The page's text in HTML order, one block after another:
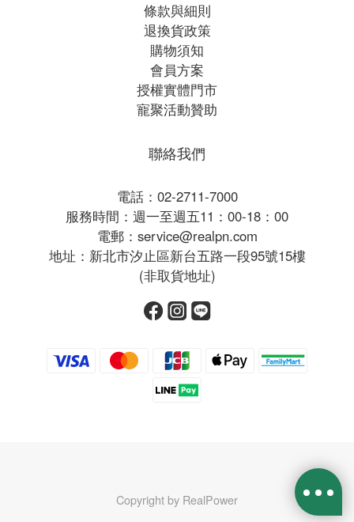
條款與細則
退換貨政策
購物須知
會員方案
授權實體門市
寵聚活動贊助
聯絡我們
電話：02-2711-7000
服務時間：週一至週五11：00-18：00
電郵：service@realpn.com
地址：新北市汐止區新台五路一段95號15樓
(非取貨地址)
Copyright by RealPower